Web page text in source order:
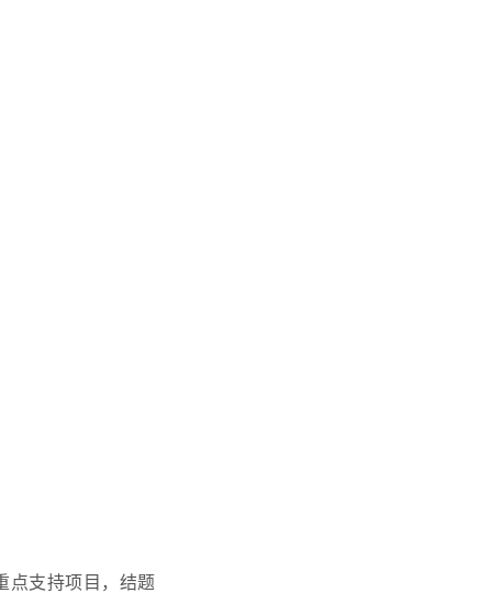
点支持项目，结题